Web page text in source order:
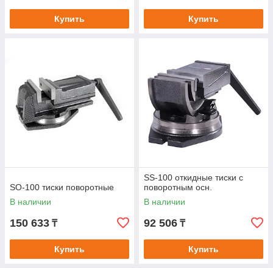
Купить Купить
SO-100 тиски поворотные
В наличии
150 633 ₸
Купить
SS-100 откидные тиски с
поворотным осн.
В наличии
92 506 ₸
Купить